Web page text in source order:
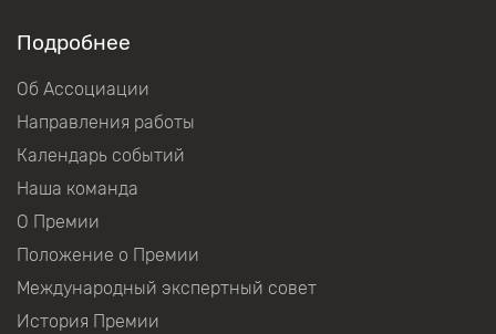
Подробнее
Об Ассоциации
Направления работы
Календарь событий
Наша команда
О Премии
Положение о Премии
Международный экспертный совет
История Премии